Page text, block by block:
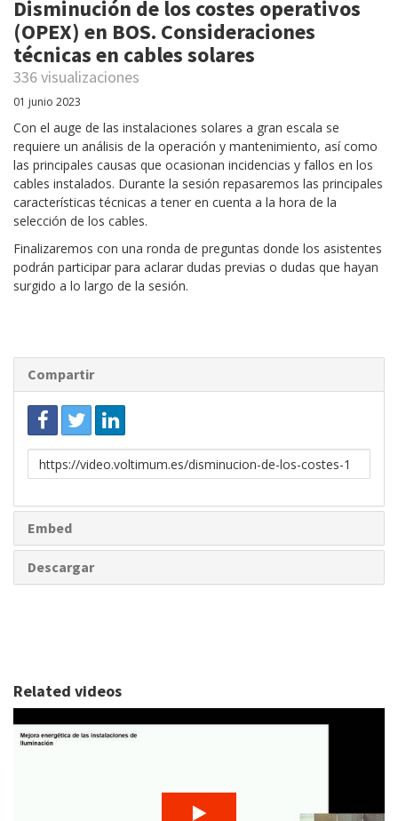
Disminución de los costes operativos
(OPEX) en BOS. Consideraciones
técnicas en cables solares
336 visualizaciones
01 junio 2023
Con el auge de las instalaciones solares a gran escala se
requiere un análisis de la operación y mantenimiento, así como
las principales causas que ocasionan incidencias y fallos en los
cables instalados. Durante la sesión repasaremos las principales
características técnicas a tener en cuenta a la hora de la
selección de los cables.
Finalizaremos con una ronda de preguntas donde los asistentes
podrán participar para aclarar dudas previas o dudas que hayan
surgido a lo largo de la sesión.
Compartir
Enlace
para
Embed
Descargar
Related videos